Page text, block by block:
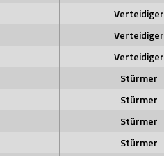
Verteidiger
Verteidiger
Verteidiger
Stürmer
Stürmer
Stürmer
Stürmer